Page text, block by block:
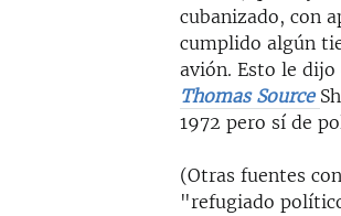
cubanizado, con
cumplido algún
avión. Esto le dijo
Thomas Source
1972 pero sí de
(Otras fuentes
"refugiado